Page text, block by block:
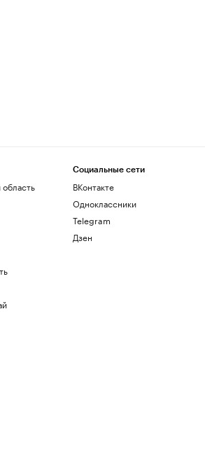
Социальные сети
ВКонтакте
Одноклассники
Telegram
Дзен